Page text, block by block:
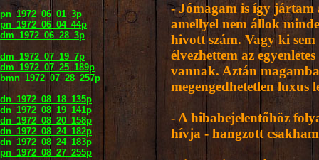
- Jómagam is így jártam
amellyel nem állok
hivott szám. Vagy ki sem
élvezhettem az
vannak. Aztán
megengedhetetlen luxus
- A hibabejelentőhöz
hívja - hangzott
pn_1972_06_01_3p
pn_1972_06_04_44p
dm_1972_06_28_3p
dm_1972_07_19_7p
dm_1972_07_25_189p
bmn_1972_07_28_257p
dn_1972_08_18_135p
dn_1972_08_19_141p
dn_1972_08_20_158p
dn_1972_08_24_182p
dn_1972_08_24_183p
pn_1972_08_27_255p